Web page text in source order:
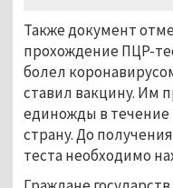
Также документ
прохождение ПЦР-
болел
ставил вакцину. Им
единожды в течение
страну. До
теста необходимо